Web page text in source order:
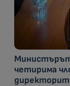
Министърът
четирима